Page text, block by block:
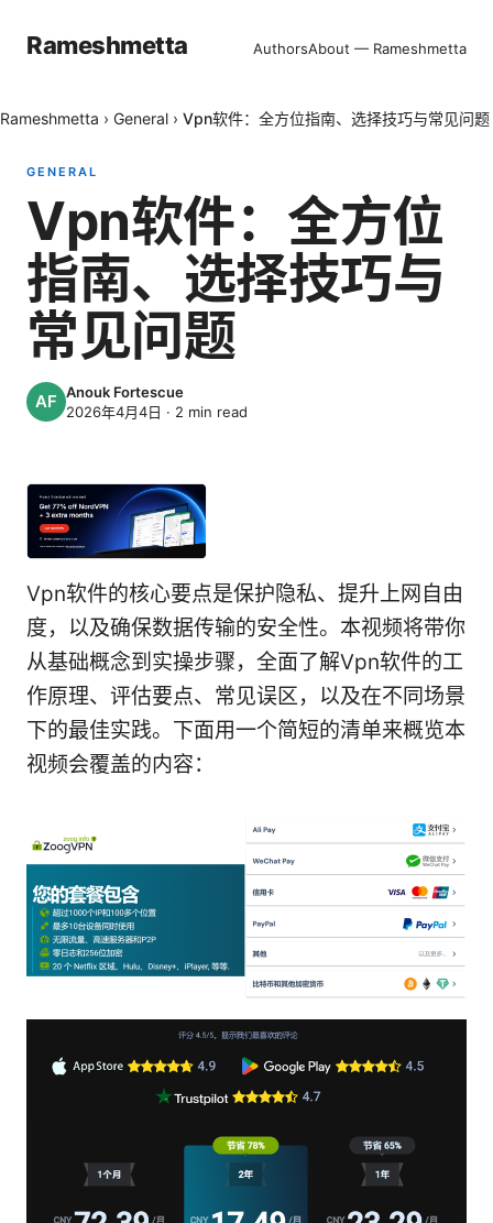
Rameshmetta AuthorsAbout — Rameshmetta
Rameshmetta › General › Vpn软件：全方位指南、选择技巧与常见问题
GENERAL
Vpn软件：全方位
指南、选择技巧与
常见问题
Anouk Fortescue
2026年4月4日 · 2 min read
Vpn软件的核心要点是保护隐私、提升上网自由
度，以及确保数据传输的安全性。本视频将带你
从基础概念到实操步骤，全面了解Vpn软件的工
作原理、评估要点、常见误区，以及在不同场景
下的最佳实践。下面用一个简短的清单来概览本
视频会覆盖的内容：